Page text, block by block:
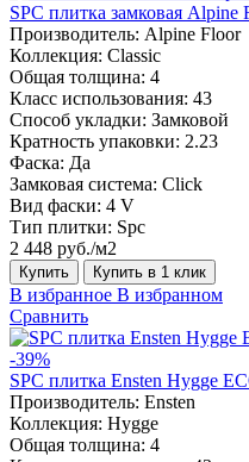
SPC плитка замковая
Производитель: Alpine Floor
Коллекция: Classic
Общая толщина: 4
Класс использования: 43
Способ укладки: Замковой
Кратность упаковки: 2.23
Фаска: Да
Замковая система: Click
Вид фаски: 4 V
Тип плитки: Spc
2 448 руб./м2
Купить Купить в 1 клик
В избранное В избранном
Сравнить
-39%
SPC плитка Ensten Hygge
Производитель: Ensten
Коллекция: Hygge
Общая толщина: 4